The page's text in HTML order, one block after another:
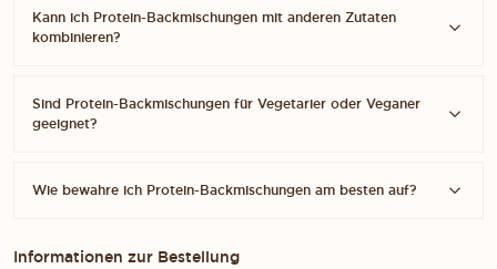
Kann ich Protein-Backmischungen mit anderen Zutaten
kombinieren?
Sind Protein-Backmischungen für Vegetarier oder Veganer
geeignet?
Wie bewahre ich Protein-Backmischungen am besten auf?
Informationen zur Bestellung